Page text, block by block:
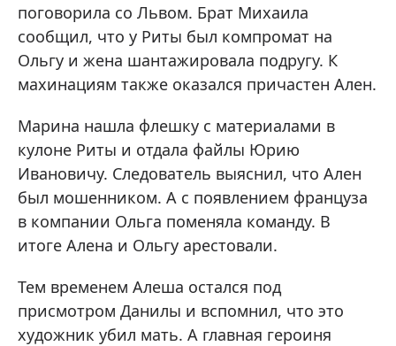
поговорила со Львом. Брат Михаила
сообщил, что у Риты был компромат на
Ольгу и жена шантажировала подругу. К
махинациям также оказался причастен Ален.
Марина нашла флешку с материалами в
кулоне Риты и отдала файлы Юрию
Ивановичу. Следователь выяснил, что Ален
был мошенником. А с появлением француза
в компании Ольга поменяла команду. В
итоге Алена и Ольгу арестовали.
Тем временем Алеша остался под
присмотром Данилы и вспомнил, что это
художник убил мать. А главная героиня